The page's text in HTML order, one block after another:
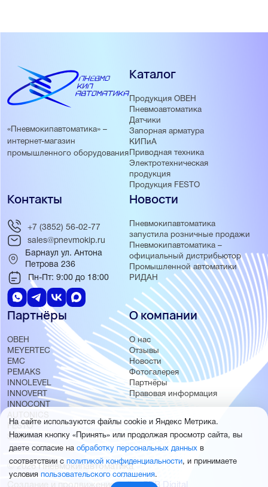
«Пневмокипавтоматика» –
интернет-магазин
промышленного оборудования
Каталог
Продукция ОВЕН
Пневмоавтоматика
Датчики
Запорная арматура
КИПиА
Приводная техника
Электротехническая
продукция
Продукция FESTO
Новости
Пневмокипавтоматика
запустила розничные продажи
Пневмокипавтоматика –
официальный дистрибьютор
Промышленной автоматики
РИДАН
Партнёры
ОВЕН
MEYERTEC
EMC
PEMAKS
INNOLEVEL
INNOVERT
INNOCONT
AUTONICS
FESTO
SMC
О компании
О нас
Отзывы
Новости
Фотогалерея
Партнёры
Правовая информация
Контакты
+7 (3852) 56-02-77
sales@pnevmokip.ru
Барнаул ул. Антона
Петрова 236
Пн-Пт: 9:00 до 18:00
© 2026 Пневмокипавтоматика
На сайте используются файлы cookie и Яндекс Метрика.
Нажимая кнопку «Принять» или продолжая просмотр сайта, вы
даете согласие на обработку персональных данных в
соответствии с политикой конфиденциальности, и принимаете
условия пользовательского соглашения.